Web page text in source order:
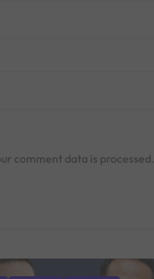
comment data is processed.